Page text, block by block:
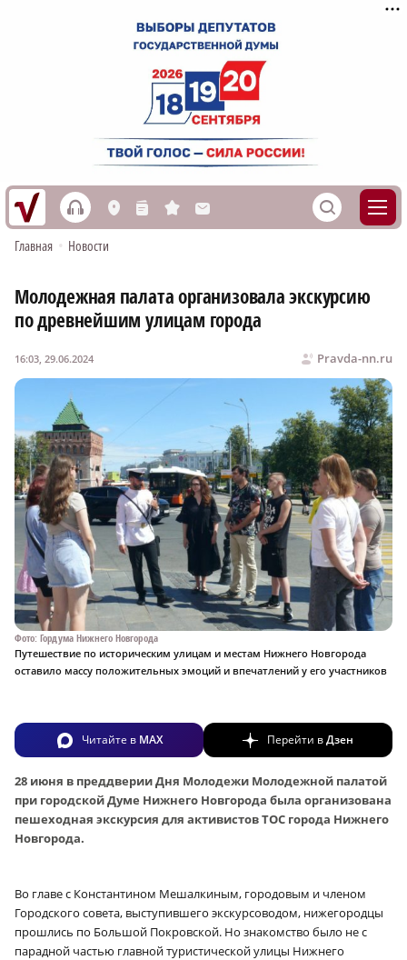
h L n s M S
Главная • Новости
Молодежная палата организовала экскурсию
по древнейшим улицам города
Pravda-nn.ru
16:03, 29.06.2024
Фото: Гордума Нижнего Новгорода
Путешествие по историческим улицам и местам Нижнего Новгорода
оставило массу положительных эмоций и впечатлений у его участников
Читайте в MAX Перейти вДзен
28 июня в преддверии Дня Молодежи Молодежной палатой
при городской Думе Нижнего Новгорода была организована
пешеходная экскурсия для активистов ТОС города Нижнего
Новгорода.
Во главе с Константином Мешалкиным, городовым и членом
Городского совета, выступившего экскурсоводом, нижегородцы
прошлись по Большой Покровской. Но знакомство было не с
парадной частью главной туристической улицы Нижнего